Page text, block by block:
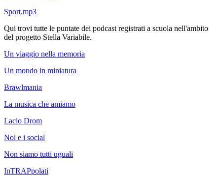
Sport.mp3
Qui trovi tutte le puntate dei podcast registrati a scuola nell'ambito
del progetto Stella Variabile.
Un viaggio nella memoria
Un mondo in miniatura
Brawlmania
La musica che amiamo
Lacio Drom
Noi e i social
Non siamo tutti uguali
InTRAPpolati